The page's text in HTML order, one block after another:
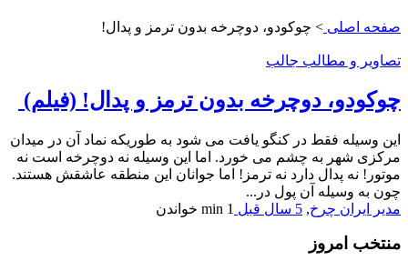
صفحه اصلی > چوکودو، دوچرخه بدون ترمز و پدال!
تصاویر و مطالب جالب
چوکودو، دوچرخه بدون ترمز و پدال! (فیلم)
این وسیله فقط در کنگو یافت می شود به طوریکه نماد آن در میدان
مرکزی شهر به چشم می خورد. اما این وسیله نه دوچرخه است نه
موتور! نه پدال دارد نه ترمز! اما جوانان این منطقه عاشقش هستند.
چون به وسیله آن پول در...
مدیر ایران چرخ, 5 سال قبل 1 min خواندن
منتخب امروز